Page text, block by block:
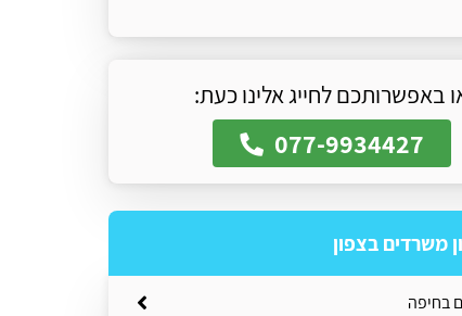
באפשרותכם לחייג אלינו כעת:
077-9934427
משרדים בצפון
בחיפה